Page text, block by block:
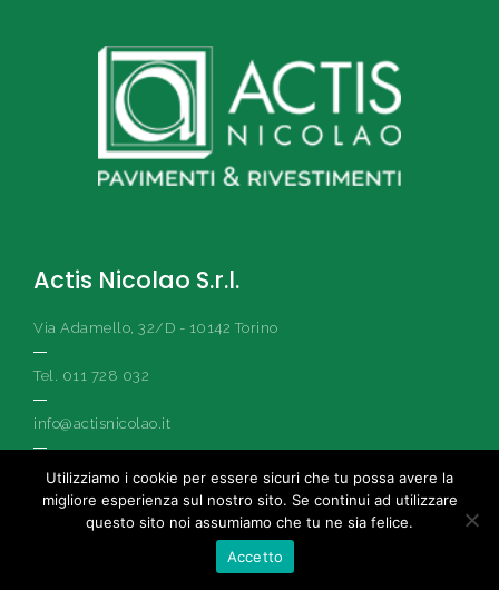
Actis Nicolao S.r.l.
Via Adamello, 32/D - 10142 Torino
Tel. 011 728 032
info@actisnicolao.it
actisnicolao@libero.it
Utilizziamo i cookie per essere sicuri che tu possa avere la
migliore esperienza sul nostro sito. Se continui ad utilizzare
questo sito noi assumiamo che tu ne sia felice.
Accetto